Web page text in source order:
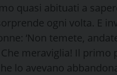
quasi abituati a
ogni volta. E
‘Non temete,
meraviglia! Il
lo avevano